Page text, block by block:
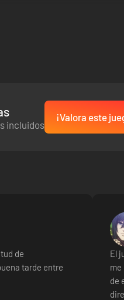
incluidos
¡Valora este
de
tarde entre
El
me
de